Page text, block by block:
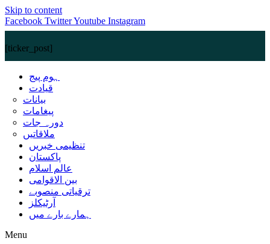
Skip to content
Facebook TwitterYoutube Instagram
[ticker_post]
ہوم پیج
قیادت
بیانات
پیغامات
دورہ جات
ملاقاتیں
تنظیمی خبریں
پاکستان
عالم اسلام
بین الاقوامی
ترقیاتی منصوبے
آرٹیکلز
ہمارے بارے میں
Menu